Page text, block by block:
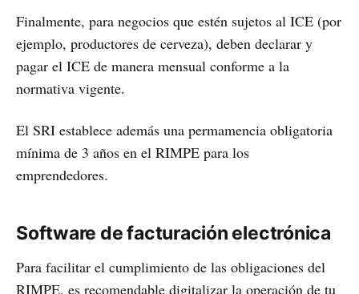
Finalmente, para negocios que estén sujetos al ICE (por
ejemplo, productores de cerveza), deben declarar y
pagar el ICE de manera mensual conforme a la
normativa vigente.
El SRI establece además una permamencia obligatoria
mínima de 3 años en el RIMPE para los
emprendedores.
Software de facturación electrónica
Para facilitar el cumplimiento de las obligaciones del
RIMPE, es recomendable digitalizar la operación de tu